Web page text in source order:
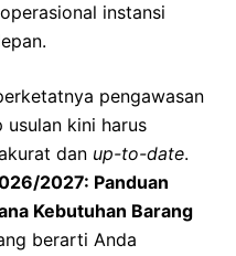
instansi
pengawasan
kini harus
dan up-to-date.
2027: Panduan
Kebutuhan Barang
berarti Anda